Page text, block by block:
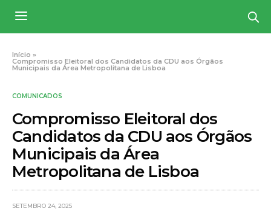
Início »
Compromisso Eleitoral dos Candidatos da CDU aos Órgãos
Municipais da Área Metropolitana de Lisboa
COMUNICADOS
Compromisso Eleitoral dos
Candidatos da CDU aos Órgãos
Municipais da Área
Metropolitana de Lisboa
SETEMBRO 24, 2025